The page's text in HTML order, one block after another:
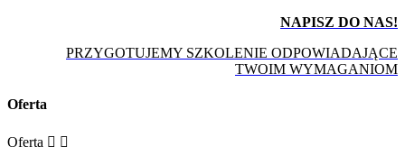
NAPISZ DO NAS!
PRZYGOTUJEMY SZKOLENIE ODPOWIADAJĄCE
TWOIM WYMAGANIOM
Oferta
Oferta  